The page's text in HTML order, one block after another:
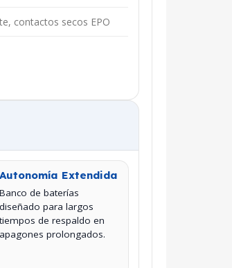
contactos secos EPO
Autonomía Extendida
Banco de baterías
diseñado para largos
de respaldo en
apagones prolongados.